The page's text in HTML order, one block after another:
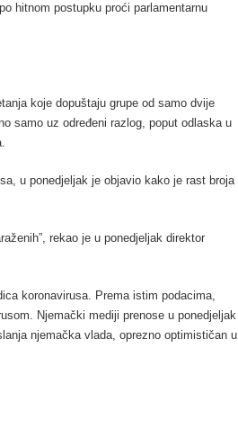
hitnom postupku proći parlamentarnu
koje dopuštaju grupe od samo dvije
samo uz određeni razlog, poput odlaska u
u ponedjeljak je objavio kako je rast broja
rekao je u ponedjeljak direktor
koronavirusa. Prema istim podacima,
Njemački mediji prenose u ponedjeljak
njemačka vlada, oprezno optimističan u